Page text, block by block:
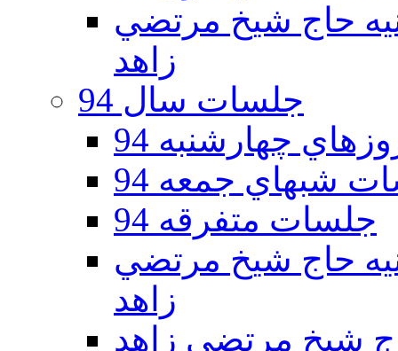
دوم 95 - حسينيه حاج شيخ مرتضي
زاهد
جلسات سال 94
چهارشنبه 94
شبهاي جمعه 94
جلسات متفرقه 94
دوم 94 - حسينيه حاج شيخ مرتضي
زاهد